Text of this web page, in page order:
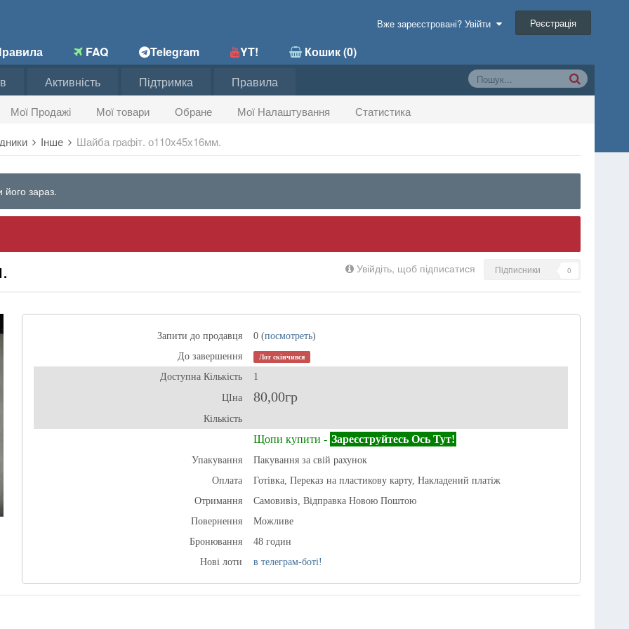
FAQ Telegram YT! Кошик (0)
Вже зареєстровані? Увійти Реєстрація
Мої Продажі Мої товари Обране Мої Налаштування Статистика
Активність Підтримка Правила
Інше Шайба графіт. о110х45х16мм.
зараз.
Увійдіть, щоб підписатися Підписники 0
Запити до продавця 0 (посмотреть)
До завершення
Лот скінчився
Доступна Кількість
1
ЦІна
80,00гр
Кількість
Щопи купити - Зареєструйтесь Ось Тут!
Упакування
Пакування за свій рахунок
Оплата
Готівка, Переказ на пластикову карту, Накладений платіж
Отримання
Самовивіз, Відправка Новою Поштою
Повернення
Можливе
Бронювання
48 годин
Нові лоти
в телеграм-боті!